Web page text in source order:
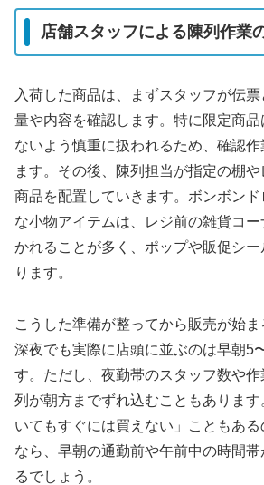
店舗スタッフによる陳列作業
入荷した商品は、まずスタッフが伝
量や内容を確認します。特に限定商
ないよう慎重に扱われるため、確認作
ます。その後、陳列担当が指定の棚
商品を配置していきます。ボンボンド
な小物アイテムは、レジ前の雑貨コ
かれることが多く、ポップや販促シ
ります。
こうした準備が整ってから販売が始
深夜でも実際に店頭に並ぶのは早朝5
す。ただし、夜勤帯のスタッフ数や
列が朝方までずれ込むこともありま
いてもすぐには買えない」こともある
なら、早朝の通勤前や午前中の時間帯
るでしょう。